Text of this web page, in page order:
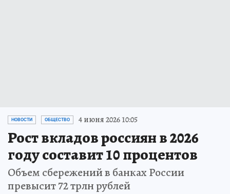
НОВОСТИ ОБЩЕСТВО 4 июня 2026 10:05
Рост вкладов россиян в 2026
году составит 10 процентов
Объем сбережений в банках России
превысит 72 трлн рублей